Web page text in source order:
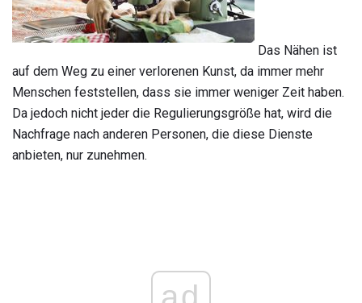
Das Nähen ist
auf dem Weg zu einer verlorenen Kunst, da immer mehr
Menschen feststellen, dass sie immer weniger Zeit haben.
Da jedoch nicht jeder die Regulierungsgröße hat, wird die
Nachfrage nach anderen Personen, die diese Dienste
anbieten, nur zunehmen.